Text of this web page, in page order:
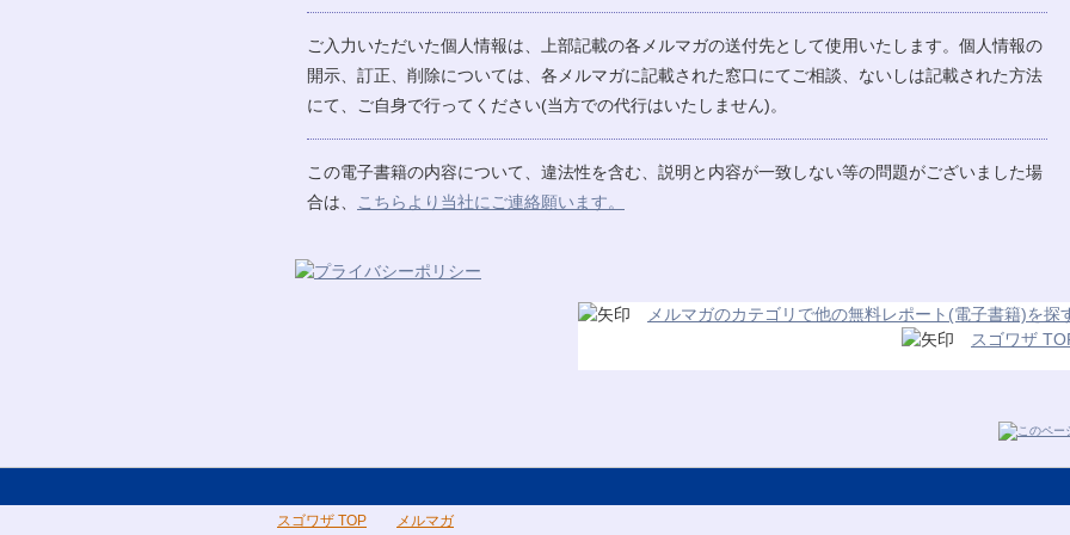
ご入力いただいた個人情報は、上部記載の各メルマガの送付先として使用いたします。個人情報の
開示、訂正、削除については、各メルマガに記載された窓口にてご相談、ないしは記載された方法
にて、ご自身で行ってください(当方での代行はいたしません)。
この電子書籍の内容について、違法性を含む、説明と内容が一致しない等の問題がございました場
合は、
こちらより当社にご連絡願います。
メルマガのカテゴリで他の無料レポート(電子書籍)を探
スゴワザ
スゴワザ TOP メルマガ